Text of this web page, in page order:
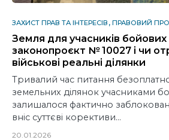
ЗАХИСТ ПРАВ ТА ІНТЕРЕСІВ ПРАВОВИЙ
Земля для учасників
законопроєкт № 10027 і чи
військові реальні ділянки
Тривалий час питання
земельних ділянок учасниками
залишалося фактично
вніс суттєві корективи…
20.01.2026